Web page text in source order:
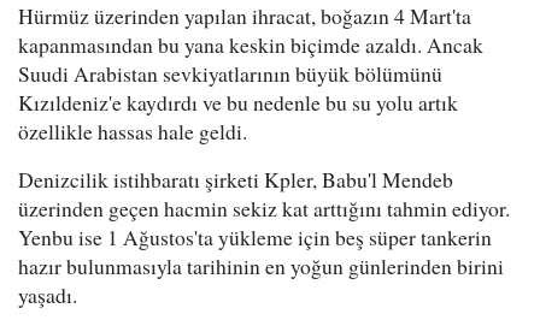
Hürmüz üzerinden yapılan ihracat, boğazın 4 Mart'ta
kapanmasından bu yana keskin biçimde azaldı. Ancak
Suudi Arabistan sevkiyatlarının büyük bölümünü
Kızıldeniz'e kaydırdı ve bu nedenle bu su yolu artık
özellikle hassas hale geldi.
Denizcilik istihbaratı şirketi Kpler, Babu'l Mendeb
üzerinden geçen hacmin sekiz kat arttığını tahmin ediyor.
Yenbu ise 1 Ağustos'ta yükleme için beş süper tankerin
hazır bulunmasıyla tarihinin en yoğun günlerinden birini
yaşadı.